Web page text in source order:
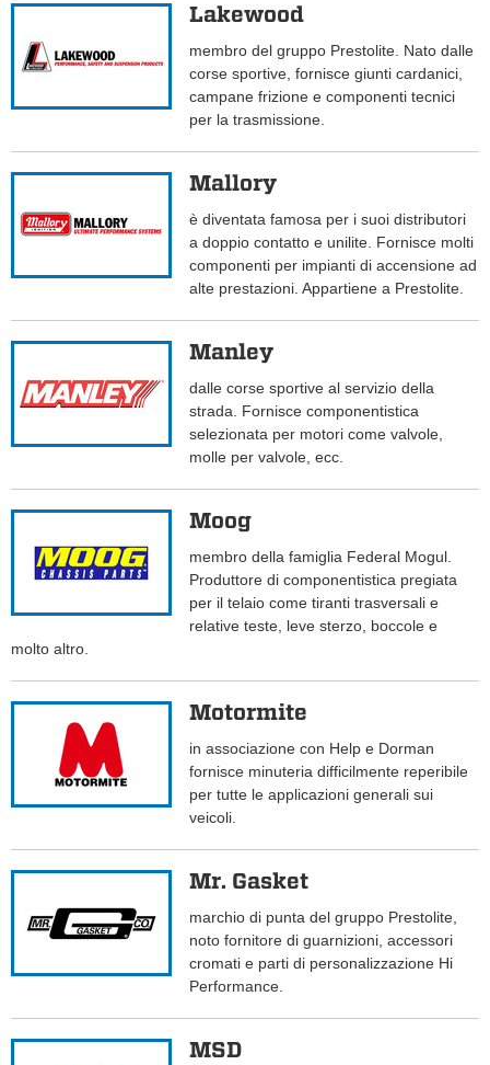
Lakewood
membro del gruppo Prestolite. Nato dalle
corse sportive, fornisce giunti cardanici,
campane frizione e componenti tecnici
per la trasmissione.
Mallory
è diventata famosa per i suoi distributori
a doppio contatto e unilite. Fornisce molti
componenti per impianti di accensione ad
alte prestazioni. Appartiene a Prestolite.
Manley
dalle corse sportive al servizio della
strada. Fornisce componentistica
selezionata per motori come valvole,
molle per valvole, ecc.
Moog
membro della famiglia Federal Mogul.
Produttore di componentistica pregiata
per il telaio come tiranti trasversali e
relative teste, leve sterzo, boccole e
molto altro.
Motormite
in associazione con Help e Dorman
fornisce minuteria difficilmente reperibile
per tutte le applicazioni generali sui
veicoli.
Mr. Gasket
marchio di punta del gruppo Prestolite,
noto fornitore di guarnizioni, accessori
cromati e parti di personalizzazione Hi
Performance.
MSD